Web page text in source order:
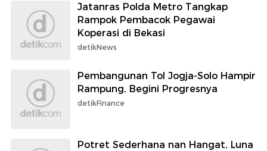
Jatanras Polda Metro Tangkap
Rampok Pembacok Pegawai
Koperasi di Bekasi
detikNews
Pembangunan Tol Jogja-Solo Hampir
Rampung, Begini Progresnya
detikFinance
Potret Sederhana nan Hangat, Luna